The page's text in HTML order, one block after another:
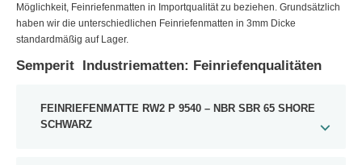
Möglichkeit, Feinriefenmatten in Importqualität zu beziehen. Grundsätzlich
haben wir die unterschiedlichen Feinriefenmatten in 3mm Dicke
standardmäßig auf Lager.
Semperit Industriematten: Feinriefenqualitäten
FEINRIEFENMATTE RW2 P 9540 – NBR SBR 65 SHORE
SCHWARZ